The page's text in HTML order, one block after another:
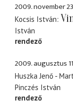
2009. november
Kocsis István
István
rendező
2009. augusztus
Huszka Jenő -
Pinczés István
rendező